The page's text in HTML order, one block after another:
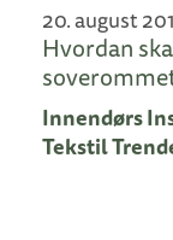
20. august
Hvordan
Innendørs
Tekstil